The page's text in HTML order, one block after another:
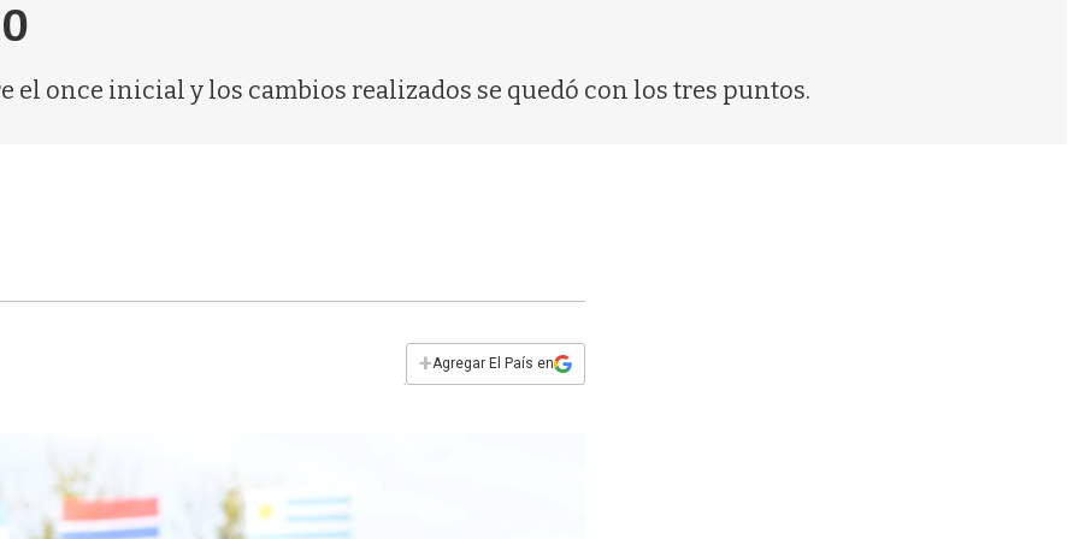
once inicial y los cambios realizados se quedó con los tres puntos.
+Agregar El País en